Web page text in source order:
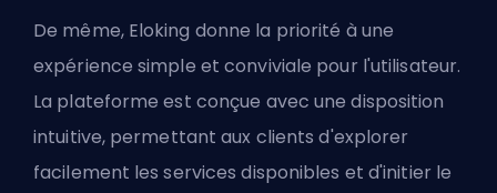
De même, Eloking donne la priorité à une
expérience simple et conviviale pour l'utilisateur.
La plateforme est conçue avec une disposition
intuitive, permettant aux clients d'explorer
facilement les services disponibles et d'initier le